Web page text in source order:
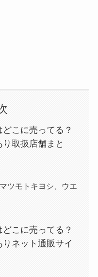
買える?カルディやイ
こに売ってる？
取扱店舗まと
ツモトキヨシ、ウエ
こに売ってる？
ネット通販サイ